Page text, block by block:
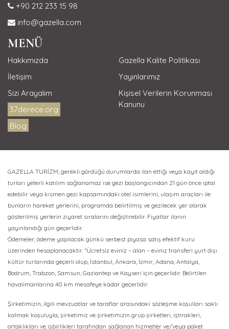
+90 212 233 15 98
info@gazella.com
MENÜ
Hakkımızda
İletişim
Sizi Arayalım
37derece.org
Blog
Gazella Kalite Politikası
Yayınlarımız
Kişisel Verilerin Korunması
Kanunu
GAZELLA TURİZM, gerekli gördüğü durumlarda ilan ettiği veya kayıt aldığı
turları yeterli katılım sağlanamaz ise gezi başlangıcından 21 gün önce iptal
edebilir veya kısmen gezi kapsamındaki otel isimlerini, ulaşım araçları ile
bunların hareket yerlerini, programda belirtilmiş ve gezilecek yer olarak
gösterilmiş yerlerin ziyaret sıralarını değiştirebilir. Fiyatlar ilanın
yayınlandığı gün geçerlidir.
Ödemeler, ödeme yapılacak günkü serbest piyasa satış efektif kuru
üzerinden hesaplanacaktır. *Ücretsiz eviniz – alan – eviniz transferi yurt dışı
kültür turlarında geçerli olup, İstanbul, Ankara, İzmir, Adana, Antalya,
Bodrum, Trabzon, Samsun, Gaziantep ve Kayseri için geçerlidir. Belirtilen
havalimanlarına 40 km mesafeye kadar geçerlidir.
Şirketimizin, ilgili mevzuatlar ve taraflar arasındaki sözleşme koşulları saklı
kalmak koşuluyla, şirketimiz ve şirketimizin grup şirketleri, iştirakleri,
ortaklıkları ve işbirlikleri tarafından sağlanan hizmetler ve/veya paket